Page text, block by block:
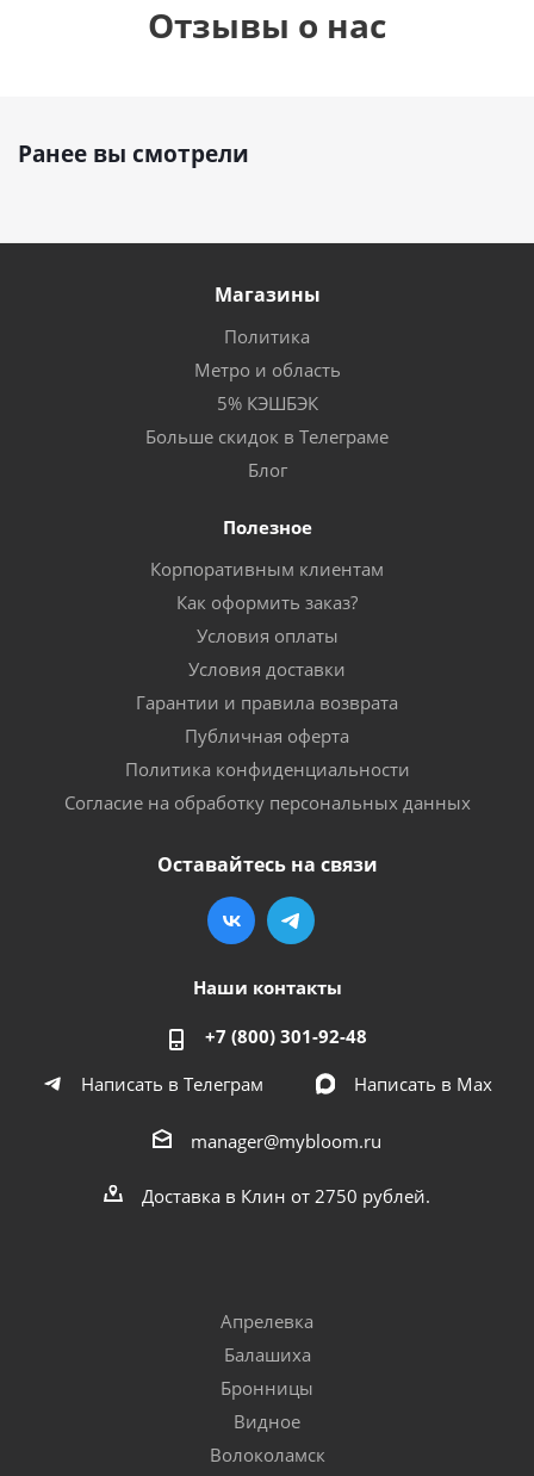
Отзывы о нас
Ранее вы смотрели
Магазины
Политика
Метро и область
5% КЭШБЭК
Больше скидок в Телеграме
Блог
Полезное
Корпоративным клиентам
Как оформить заказ?
Условия оплаты
Условия доставки
Гарантии и правила возврата
Публичная оферта
Политика конфиденциальности
Согласие на обработку персональных данных
Оставайтесь на связи
Наши контакты
+7 (800) 301-92-48
Написать в Телеграм
Написать в Мах
manager@mybloom.ru
Доставка в Клин от 2750 рублей.
Апрелевка
Балашиха
Бронницы
Видное
Волоколамск